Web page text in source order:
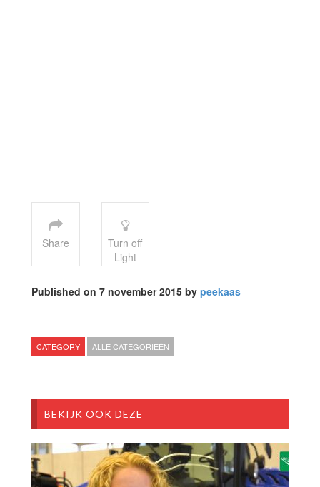
Share
Turn off
Light
Published on 7 november 2015 by peekaas
CATEGORY ALLE CATEGORIEËN
BEKIJK OOK DEZE